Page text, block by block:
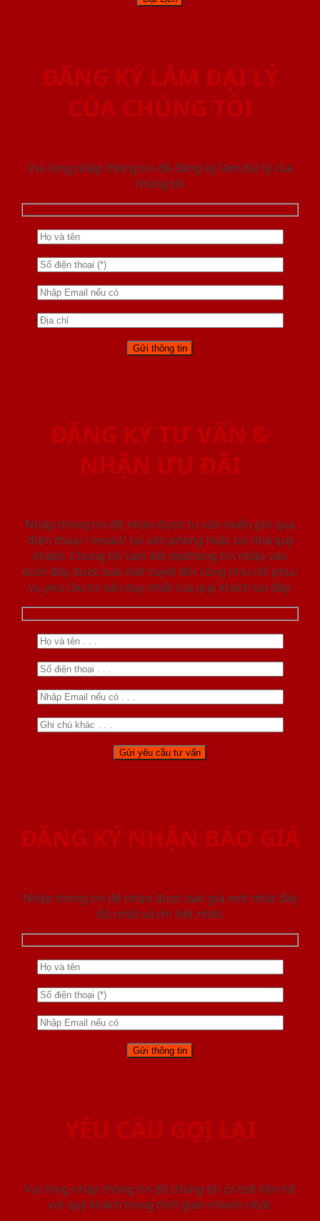
ĐĂNG KÝ LÀM ĐẠI LÝ
CỦA CHÚNG TÔI
Vui lòng nhập thông tin để đăng ký làm đại lý của
chúng tôi
ĐĂNG KÝ TƯ VẤN &
NHẬN ƯU ĐÃI
Nhập thông tin để nhận được tư vấn miễn phí qua
điện thoại / email/ tại văn phòng hoặc tại nhà quý
khách. Chúng tôi cam kết mọi thông tin nhập vào
dưới đây được bảo mật tuyệt đối cũng như chỉ phục
vụ yêu cầu tư vấn duy nhất của quý khách tại đây.
ĐĂNG KÝ NHẬN BÁO GIÁ
Nhập thông tin để nhận được báo giá mới nhât đầy
đủ nhất và chi tiết nhất.
YÊU CẦU GỌI LẠI
Vui lòng nhập thông tin để chúng tôi có thể liên hệ
với quý khách trong thời gian nhanh nhất.